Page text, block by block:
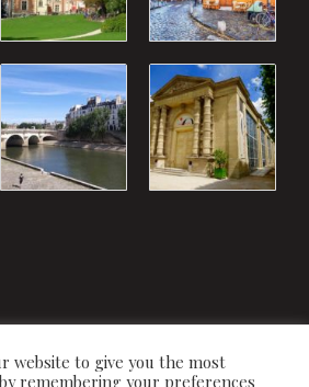
website to give you the most
remembering your preferences